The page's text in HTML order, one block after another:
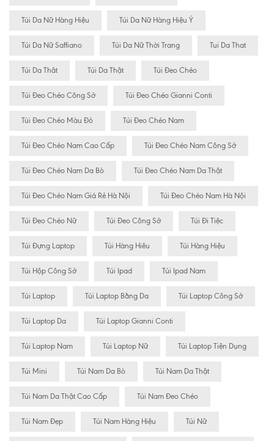
Túi Da Nữ Hàng Hiệu Túi Da Nữ Hàng Hiệu Ý
Túi Da Nữ Saffiano Túi Da Nữ Thời Trang Tui Da That
Túi Da Thât Túi Da Thật Túi Đeo Chéo
Túi Đeo Chéo Công Sở Túi Đeo Chéo Gianni Conti
Túi Đeo Chéo Màu Đỏ Túi Đeo Chéo Nam
Túi Đeo Chéo Nam Cao Cấp Túi Đeo Chéo Nam Công Sở
Túi Đeo Chéo Nam Da Bò Túi Đeo Chéo Nam Da Thật
Túi Đeo Chéo Nam Giá Rẻ Hà Nội Túi Đeo Chéo Nam Hà Nội
Túi Đeo Chéo Nữ Túi Đeo Công Sở Túi Đi Tiệc
Túi Đựng Laptop Túi Hàng Hiêu Túi Hàng Hiệu
Túi Hộp Công Sở Túi Ipad Túi Ipad Nam
Túi Laptop Túi Laptop Bằng Da Túi Laptop Công Sở
Túi Laptop Da Túi Laptop Gianni Conti
Túi Laptop Nam Túi Laptop Nữ Túi Laptop Tiện Dụng
Túi Mini Túi Nam Da Bò Túi Nam Da Thật
Túi Nam Da Thật Cao Cấp Túi Nam Đeo Chéo
Túi Nam Đẹp Túi Nam Hàng Hiệu Túi Nữ